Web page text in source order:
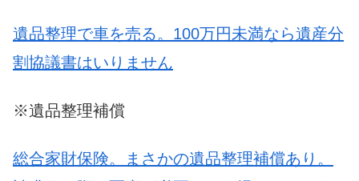
遺品整理で車を売る。100万円未満なら遺産分
割協議書はいりません
※遺品整理補償
総合家財保険。まさかの遺品整理補償あり。